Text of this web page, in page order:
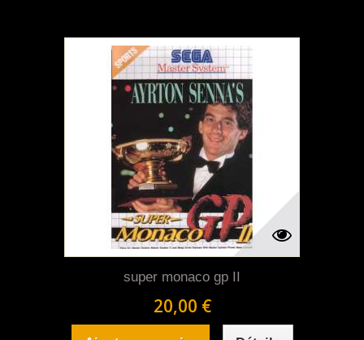
super monaco gp II
20,00 €